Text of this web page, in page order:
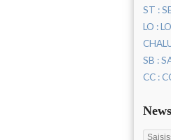
ST :
LO :
SB :
CC :